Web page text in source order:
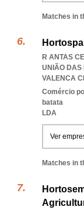
Matches in
R ANTAS
UNIÃO DAS
VALENCA
Comércio
batata
LDA
Ver
Matches in